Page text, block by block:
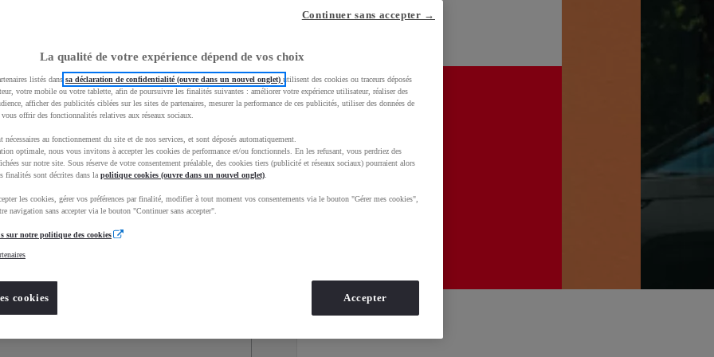
Services Concession
Occasions
La qualité de votre expérience dépend de vos choix
listés dans sa déclaration de confidentialité (ouvre dans un nouvel onglet) utilisent des cookies ou traceurs déposés
votre mobile ou votre tablette, afin de poursuivre les finalités suivantes : améliorer votre expérience utilisateur, réaliser des
afficher des publicités ciblées sur les sites de partenaires, mesurer la performance de ces publicités, utiliser des données de
offrir des fonctionnalités relatives aux réseaux sociaux.
nécessaires au fonctionnement du site et de nos services, et sont déposés automatiquement.
optimale, nous vous invitons à accepter les cookies de performance et/ou fonctionnels. En les refusant, vous perdriez des
sur notre site. Sous réserve de votre consentement préalable, des cookies tiers (publicité et réseaux sociaux) pourraient alors
finalités sont décrites dans la politique cookies (ouvre dans un nouvel onglet)
les cookies, gérer vos préférences par finalité, modifier à tout moment vos consentements via le bouton "Gérer mes cookies",
navigation sans accepter via le bouton "Continuer sans accepter".
sur notre politique des cookies
cookies
Continuer sans accepter →
Accepter